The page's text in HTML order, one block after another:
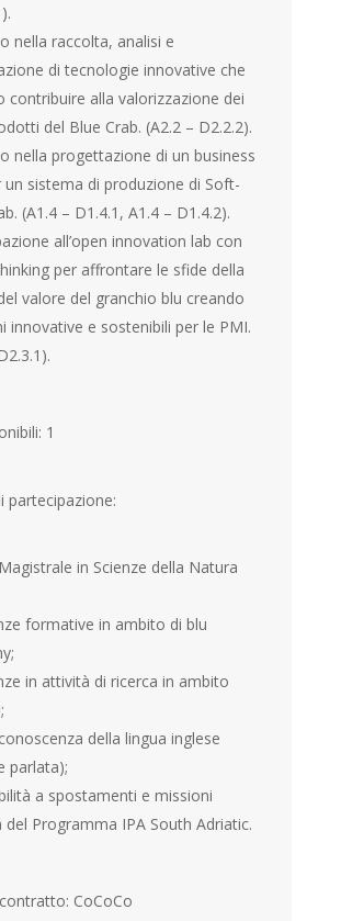
nella raccolta, analisi e
di tecnologie innovative che
contribuire alla valorizzazione dei
del Blue Crab. (A2.2 – D2.2.2).
nella progettazione di un business
un sistema di produzione di Soft-
(A1.4 – D1.4.1, A1.4 – D1.4.2).
all’open innovation lab con
per affrontare le sfide della
valore del granchio blu creando
innovative e sostenibili per le PMI.
1
partecipazione:
in Scienze della Natura
formative in ambito di blu
in attività di ricerca in ambito
della lingua inglese
parlata);
a spostamenti e missioni
del Programma IPA South Adriatic.
CoCoCo